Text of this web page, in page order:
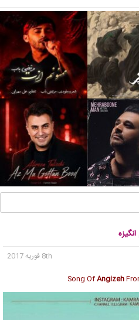
8th فوریه 2017
Song OfAngizeh